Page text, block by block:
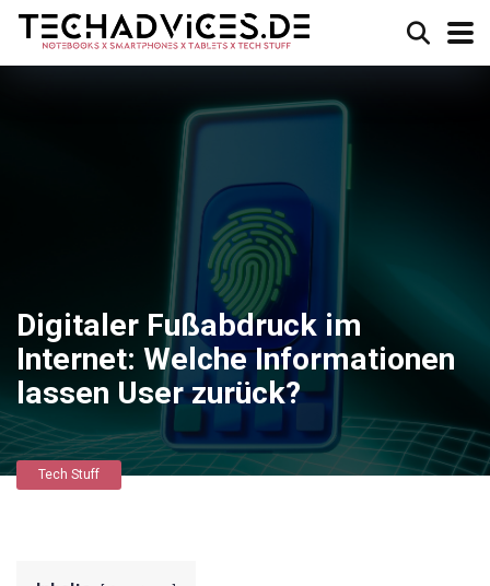
Digitaler Fußabdruck im
Internet: Welche Informationen
lassen User zurück?
Tech Stuff